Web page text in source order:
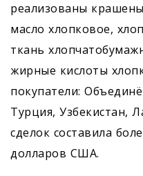
реализованы
масло хлопковое,
ткань
жирные кислоты
покупатели:
Турция, Узбекистан,
сделок составила
долларов США.